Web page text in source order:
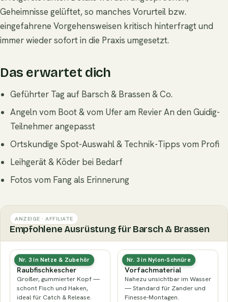
Geheimnisse gelüftet, so manches Vorurteil bzw.
eingefahrene Vorgehensweisen kritisch hinterfragt und
immer wieder sofort in die Praxis umgesetzt.
Das erwartet dich
Geführter Tag auf Barsch & Brassen & Co.
Angeln vom Boot & vom Ufer am Revier An den Guidig-
Teilnehmer angepasst
Ortskundige Spot-Auswahl & Technik-Tipps vom Profi
Leihgerät & Köder bei Bedarf
Fotos vom Fang als Erinnerung
ANZEIGE · AFFILIATE
Empfohlene Ausrüstung für Barsch & Brassen
Nr. 3 in Netze & Zubehör
Gummierter
Raubfischkescher
Großer, gummierter Kopf —
schont Fisch und Haken,
ideal für Catch & Release.
Nr. 3 in Nylon-Schnüre
Fluorocarbon-
Vorfachmaterial
Nahezu unsichtbar im Wasser
— Standard für Zander und
Finesse-Montagen.